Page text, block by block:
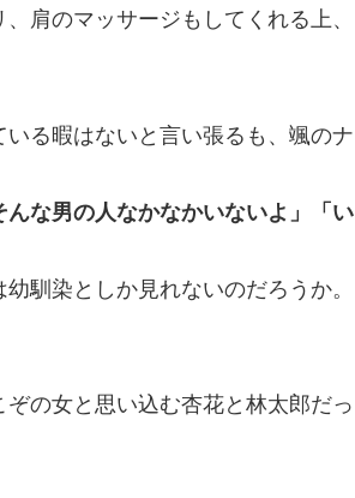
肩のマッサージもしてくれる上、
る暇はないと言い張るも、颯のナ
んな男の人なかなかいないよ」「い
馴染としか見れないのだろうか。
の女と思い込む杏花と林太郎だっ